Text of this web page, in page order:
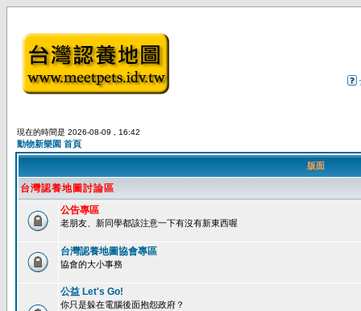
現在的時間是 2026-08-09 , 16:42
動物新樂園 首頁
版面
台灣認養地圖討論區
公告專區
老朋友、新同學都該注意一下有沒有新東西喔
台灣認養地圖協會專區
協會的大小事務
公益 Let's Go!
你只是躲在電腦後面抱怨政府？